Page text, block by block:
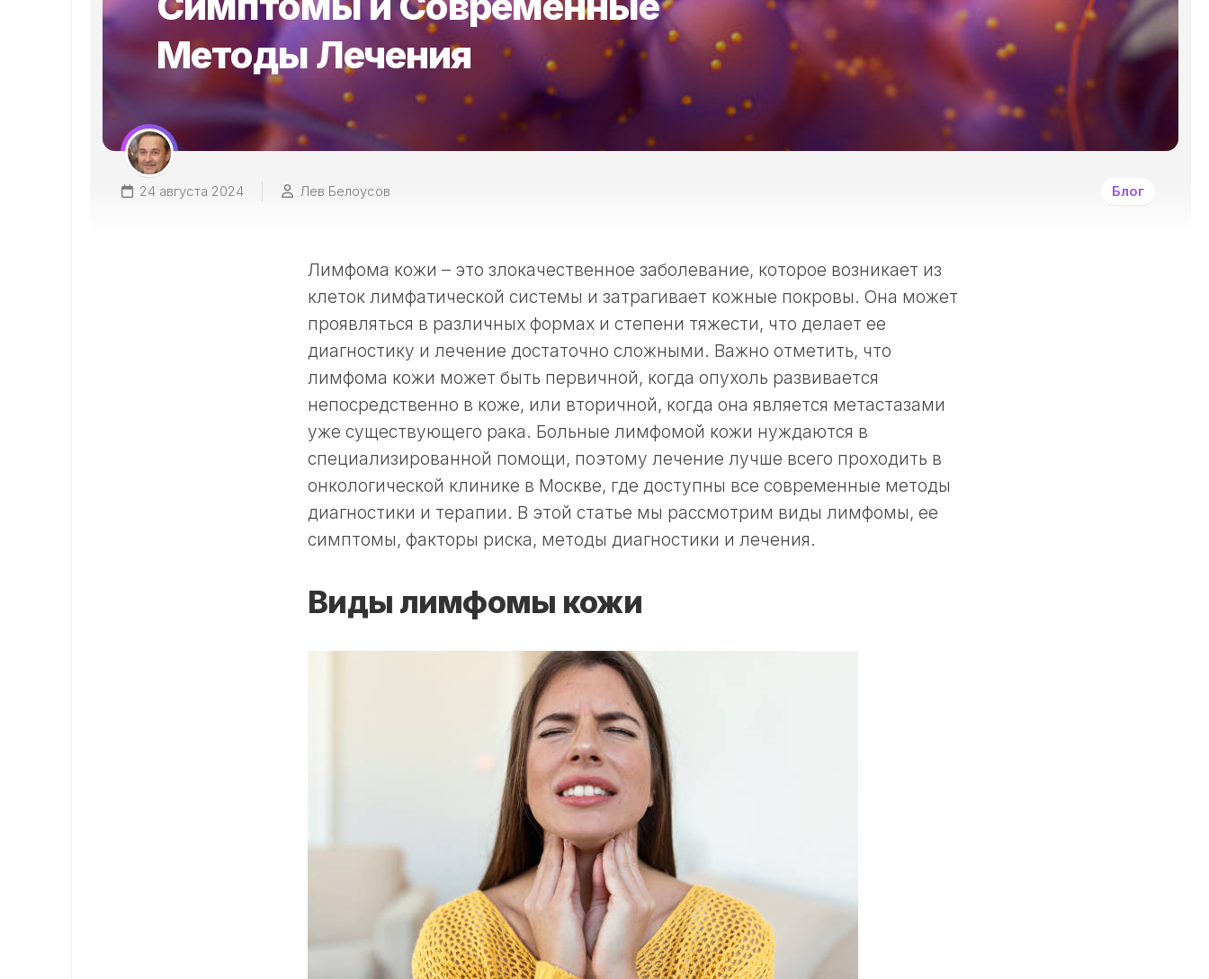
И
ДРУГИМИ
ОПУХОЛЯМИ?
И
Методы Лечения
24 августа 2024 Лев Белоусов Блог
Лимфома кожи – это злокачественное заболевание, которое возникает из
клеток лимфатической системы и затрагивает кожные покровы. Она может
проявляться в различных формах и степени тяжести, что делает ее
диагностику и лечение достаточно сложными. Важно отметить, что
лимфома кожи может быть первичной, когда опухоль развивается
непосредственно в коже, или вторичной, когда она является метастазами
уже существующего рака. Больные лимфомой кожи нуждаются в
специализированной помощи, поэтому лечение лучше всего проходить в
онкологической клинике в Москве, где доступны все современные методы
диагностики и терапии. В этой статье мы рассмотрим виды лимфомы, ее
симптомы, факторы риска, методы диагностики и лечения.
Виды лимфомы кожи